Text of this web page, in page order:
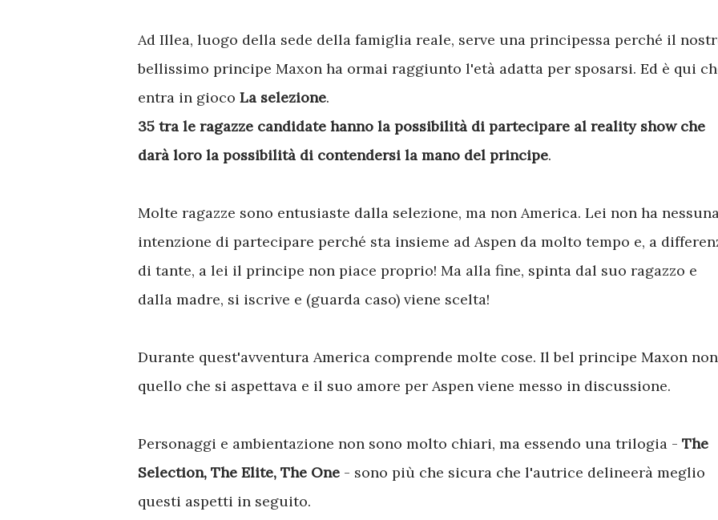
Ad Illea, luogo della sede della famiglia reale, serve una principessa perché il
bellissimo principe Maxon ha ormai raggiunto l'età adatta per sposarsi. Ed è qui
entra in gioco La selezione.
35 tra le ragazze candidate hanno la possibilità di partecipare al reality show che
darà loro la possibilità di contendersi la mano del principe.
Molte ragazze sono entusiaste dalla selezione, ma non America. Lei non ha
intenzione di partecipare perché sta insieme ad Aspen da molto tempo e, a
di tante, a lei il principe non piace proprio! Ma alla fine, spinta dal suo ragazzo e
dalla madre, si iscrive e (guarda caso) viene scelta!
Durante quest'avventura America comprende molte cose. Il bel principe Maxon
quello che si aspettava e il suo amore per Aspen viene messo in discussione.
Personaggi e ambientazione non sono molto chiari, ma essendo una trilogia - The
Selection, The Elite, The One - sono più che sicura che l'autrice delineerà meglio
questi aspetti in seguito.